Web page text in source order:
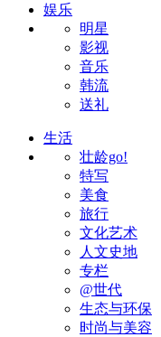
娱乐
明星
影视
音乐
韩流
送礼
生活
壮龄go!
特写
美食
旅行
文化艺术
人文史地
专栏
@世代
生态与环保
时尚与美容